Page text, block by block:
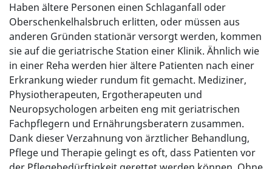
Haben ältere Personen einen Schlaganfall oder
Oberschenkelhalsbruch erlitten, oder müssen aus
anderen Gründen stationär versorgt werden, kommen
sie auf die geriatrische Station einer Klinik. Ähnlich wie
in einer Reha werden hier ältere Patienten nach einer
Erkrankung wieder rundum fit gemacht. Mediziner,
Physiotherapeuten, Ergotherapeuten und
Neuropsychologen arbeiten eng mit geriatrischen
Fachpflegern und Ernährungsberatern zusammen.
Dank dieser Verzahnung von ärztlicher Behandlung,
Pflege und Therapie gelingt es oft, dass Patienten vor